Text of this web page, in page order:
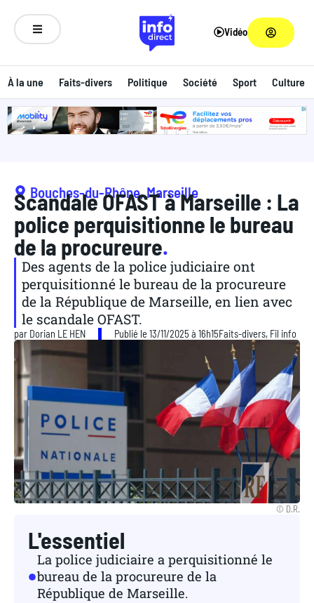
Vidéo
À la une Faits-divers Politique Société Sport Culture
ANNONCE
Bouches-du-Rhône,Marseille
Scandale OFAST à Marseille : La
police perquisitionne le bureau
de la procureure.
Des agents de la police judiciaire ont
perquisitionné le bureau de la procureure
de la République de Marseille, en lien avec
le scandale OFAST.
par Dorian LE HEN Publié le 13/11/2025 à 16h15Faits-divers, Fil info
© D.R.
L'essentiel
La police judiciaire a perquisitionné le
bureau de la procureure de la
République de Marseille.